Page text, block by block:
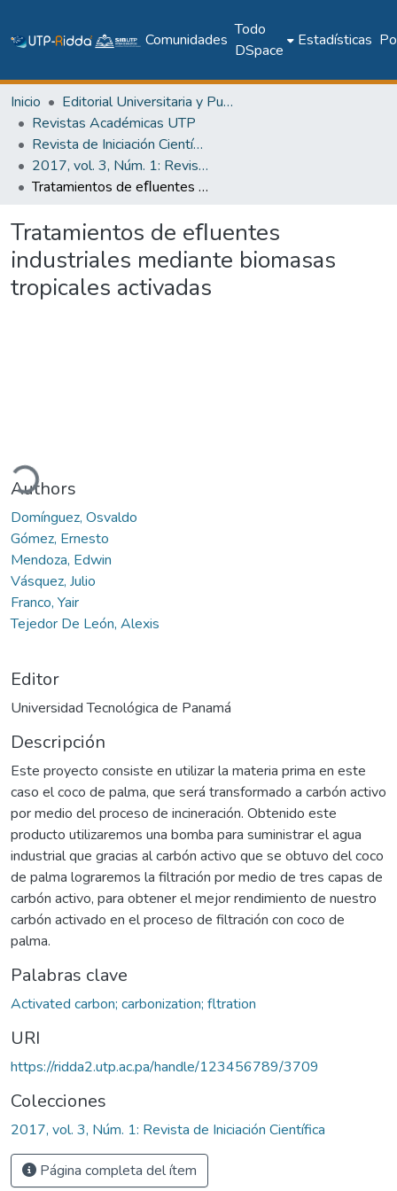
Comunidades
Todo
DSpace
Estadísticas
Inicio
Editorial Universitaria y Publicaciones Seriadas
Revistas Académicas UTP
Revista de Iniciación Científica
2017, vol. 3, Núm. 1: Revista de Iniciación Científica
Tratamientos de eﬂuentes industriales mediante biomasas tropicales activadas
Tratamientos de eﬂuentes
industriales mediante biomasas
tropicales activadas
Authors
Domínguez, Osvaldo
Gómez, Ernesto
Mendoza, Edwin
Vásquez, Julio
Franco, Yair
Tejedor De León, Alexis
Editor
Universidad Tecnológica de Panamá
Descripción
Este proyecto consiste en utilizar la materia prima en este
caso el coco de palma, que será transformado a carbón activo
por medio del proceso de incineración. Obtenido este
producto utilizaremos una bomba para suministrar el agua
industrial que gracias al carbón activo que se obtuvo del coco
de palma lograremos la filtración por medio de tres capas de
carbón activo, para obtener el mejor rendimiento de nuestro
carbón activado en el proceso de filtración con coco de
palma.
Palabras clave
Activated carbon; carbonization; fltration
URI
https://ridda2.utp.ac.pa/handle/123456789/3709
Colecciones
2017, vol. 3, Núm. 1: Revista de Iniciación Científica
Página completa del ítem